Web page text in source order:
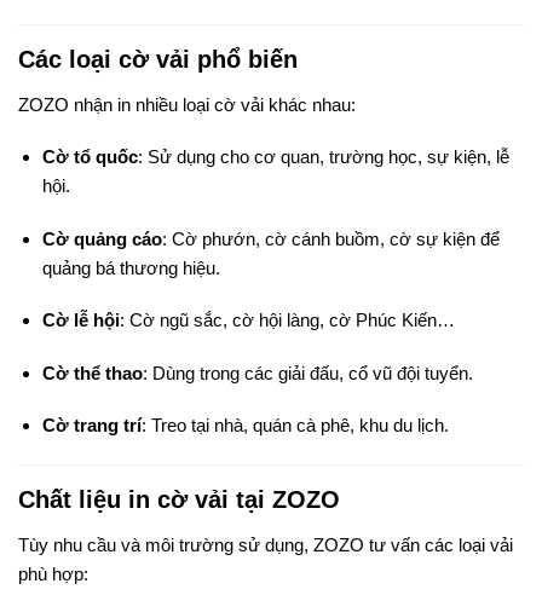
Các loại cờ vải phổ biến
ZOZO nhận in nhiều loại cờ vải khác nhau:
Cờ tổ quốc: Sử dụng cho cơ quan, trường học, sự kiện, lễ
hội.
Cờ quảng cáo: Cờ phướn, cờ cánh buồm, cờ sự kiện để
quảng bá thương hiệu.
Cờ lễ hội: Cờ ngũ sắc, cờ hội làng, cờ Phúc Kiến…
Cờ thể thao: Dùng trong các giải đấu, cổ vũ đội tuyển.
Cờ trang trí: Treo tại nhà, quán cà phê, khu du lịch.
Chất liệu in cờ vải tại ZOZO
Tùy nhu cầu và môi trường sử dụng, ZOZO tư vấn các loại vải
phù hợp: